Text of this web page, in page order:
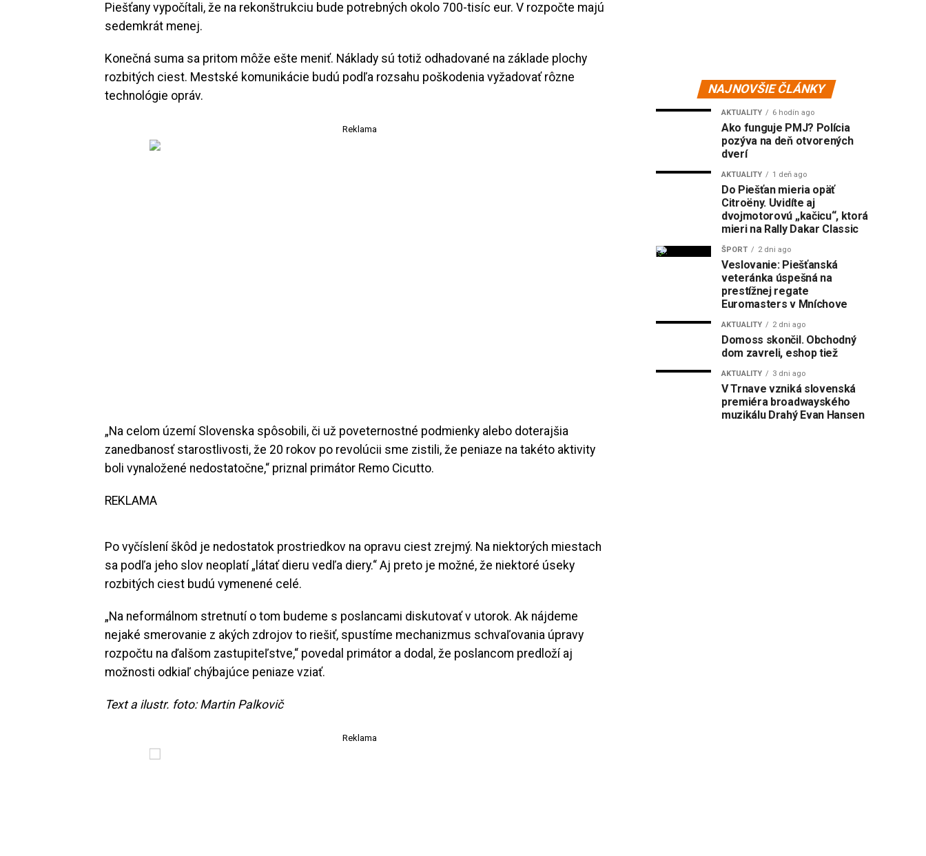
Piešťany vypočítali, že na rekonštrukciu bude potrebných okolo 700-tisíc eur. V rozpočte majú
sedemkrát menej.
Konečná suma sa pritom môže ešte meniť. Náklady sú totiž odhadované na základe plochy
rozbitých ciest. Mestské komunikácie budú podľa rozsahu poškodenia vyžadovať rôzne
technológie opráv.
Reklama
„Na celom území Slovenska spôsobili, či už poveternostné podmienky alebo doterajšia
zanedbanosť starostlivosti, že 20 rokov po revolúcii sme zistili, že peniaze na takéto aktivity
boli vynaložené nedostatočne,“ priznal primátor Remo Cicutto.
REKLAMA
Po vyčíslení škôd je nedostatok prostriedkov na opravu ciest zrejmý. Na niektorých miestach
sa podľa jeho slov neoplatí „látať dieru vedľa diery.“ Aj preto je možné, že niektoré úseky
rozbitých ciest budú vymenené celé.
„Na neformálnom stretnutí o tom budeme s poslancami diskutovať v utorok. Ak nájdeme
nejaké smerovanie z akých zdrojov to riešiť, spustíme mechanizmus schvaľovania úpravy
rozpočtu na ďalšom zastupiteľstve,“ povedal primátor a dodal, že poslancom predloží aj
možnosti odkiaľ chýbajúce peniaze vziať.
Text a ilustr. foto: Martin Palkovič
Reklama
NAJNOVŠIE ČLÁNKY
AKTUALITY 6 hodín ago
Ako funguje PMJ? Polícia
pozýva na deň otvorených
dverí
AKTUALITY 1 deň ago
Do Piešťan mieria opäť
Citroëny. Uvidíte aj
dvojmotorovú „kačicu“, ktorá
mieri na Rally Dakar Classic
ŠPORT 2 dni ago
Veslovanie: Piešťanská
veteránka úspešná na
prestížnej regate
Euromasters v Mníchove
AKTUALITY 2 dni ago
Domoss skončil. Obchodný
dom zavreli, eshop tiež
AKTUALITY 3 dni ago
V Trnave vzniká slovenská
premiéra broadwayského
muzikálu Drahý Evan Hansen